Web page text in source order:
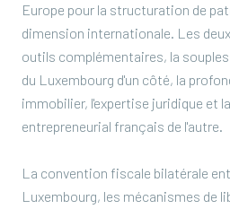
Europe pour la structuration de
dimension internationale. Les
outils complémentaires, la
du Luxembourg d'un côté, la
immobilier, l'expertise juridique et
entrepreneurial français de l'autre.
La convention fiscale bilatérale
Luxembourg, les mécanismes de